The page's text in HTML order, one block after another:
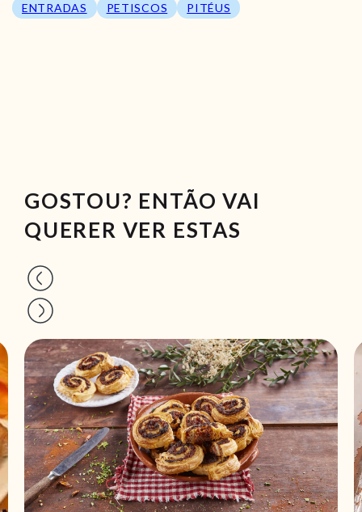
ENTRADAS PETISCOS PITÉUS
GOSTOU? ENTÃO VAI
QUERER VER ESTAS